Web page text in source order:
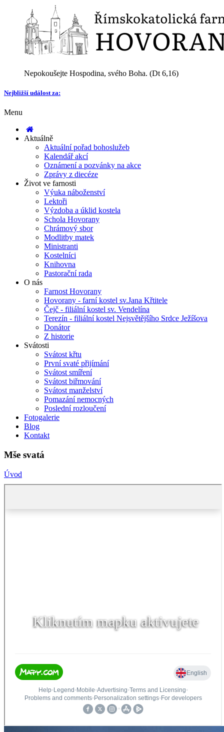
Nepokoušejte Hospodina, svého Boha. (Dt 6,16)
Nejbližší událost za:
Menu
Aktuálně
Aktuální pořad bohoslužeb
Kalendář akcí
Oznámení a pozvánky na akce
Zprávy z diecéze
Život ve farnosti
Výuka náboženství
Lektoři
Výzdoba a úklid kostela
Schola Hovorany
Chrámový sbor
Modlitby matek
Ministranti
Kostelníci
Knihovna
Pastorační rada
O nás
Farnost Hovorany
Hovorany - farní kostel sv.Jana Křtitele
Čejč - filiální kostel sv. Vendelína
Terezín - filiální kostel Nejsvětějšího Srdce Ježíšova
Donátor
Z historie
Svátosti
Svátost křtu
První svaté přijímání
Svátost smíření
Svátost biřmování
Svátost manželství
Pomazání nemocných
Poslední rozloučení
Fotogalerie
Blog
Kontakt
Mše svatá
Úvod
Kliknutím mapku aktivujete